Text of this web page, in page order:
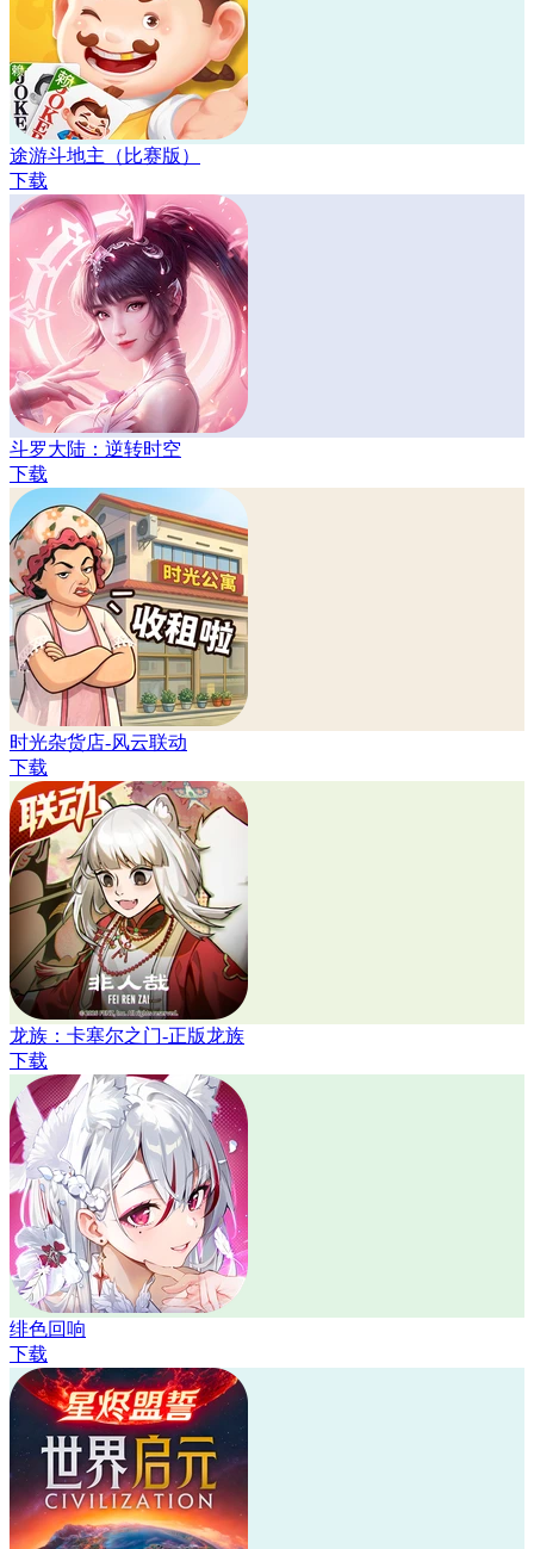
途游斗地主（比赛版）
下载
斗罗大陆：逆转时空
下载
时光杂货店-风云联动
下载
龙族：卡塞尔之门-正版龙族
下载
绯色回响
下载